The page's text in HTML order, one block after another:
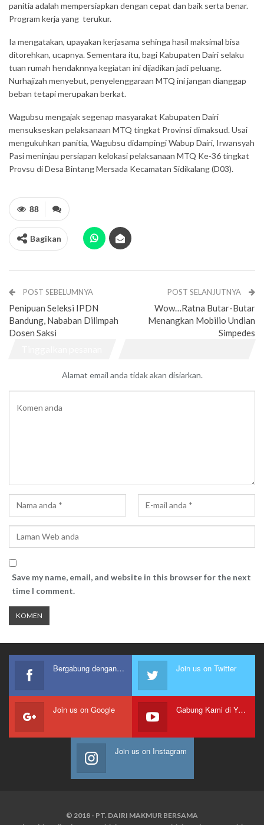
panitia adalah mempersiapkan dengan cepat dan baik serta benar.
Program kerja yang terukur.
Ia mengatakan, upayakan kerjasama sehinga hasil maksimal bisa
ditorehkan, ucapnya. Sementara itu, bagi Kabupaten Dairi selaku
tuan rumah hendaknnya kegiatan ini dijadikan jadi peluang.
Nurhajizah menyebut, penyelenggaraan MTQ ini jangan dianggap
beban tetapi merupakan berkat.
Wagubsu mengajak segenap masyarakat Kabupaten Dairi
mensukseskan pelaksanaan MTQ tingkat Provinsi dimaksud. Usai
mengukuhkan panitia, Wagubsu didampingi Wabup Dairi, Irwansyah
Pasi meninjau persiapan kelokasi pelaksanaan MTQ Ke-36 tingkat
Provsu di Desa Bintang Mersada Kecamatan Sidikalang (D03).
88
Bagikan
POST SEBELUMNYA
Penipuan Seleksi IPDN
Bandung, Nababan Dilimpah
Dosen Saksi
POST SELANJUTNYA
Wow…Ratna Butar-Butar
Menangkan Mobilio Undian
Simpedes
Alamat email anda tidak akan disiarkan.
Save my name, email, and website in this browser for the next
time I comment.
Bergabung dengan kami Join us on Twitter
Join us on Google Gabung Kami di Youtube
Join us on Instagram
© 2018 - PT. DAIRI MAKMUR BERSAMA